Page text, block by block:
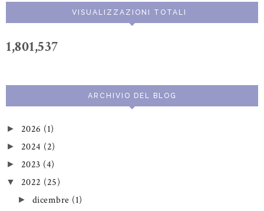
VISUALIZZAZIONI TOTALI
1,801,537
ARCHIVIO DEL BLOG
► 2026 (1)
► 2024 (2)
► 2023 (4)
▼ 2022 (25)
► dicembre (1)